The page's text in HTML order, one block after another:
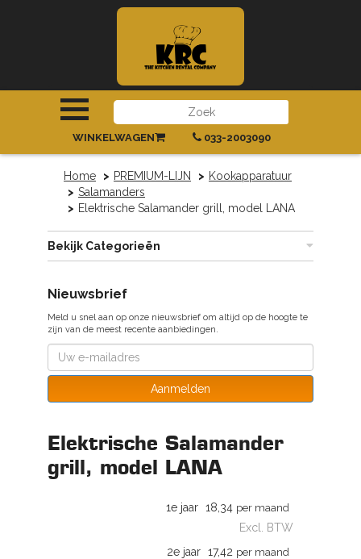
INLOGGEN|REGISTREREN
033-2003090
WINKELWAGEN
Home PREMIUM-LIJN
Kookapparatuur
Salamanders
Elektrische Salamander grill, model LANA
Bekijk Categorieën
Nieuwsbrief
Meld u snel aan op onze nieuwsbrief om altijd op de hoogte te
zijn van de meest recente aanbiedingen.
Aanmelden
Elektrische Salamander
grill, model LANA
1e jaar 18,34 per maand
Excl. BTW
2e jaar 17,42 per maand